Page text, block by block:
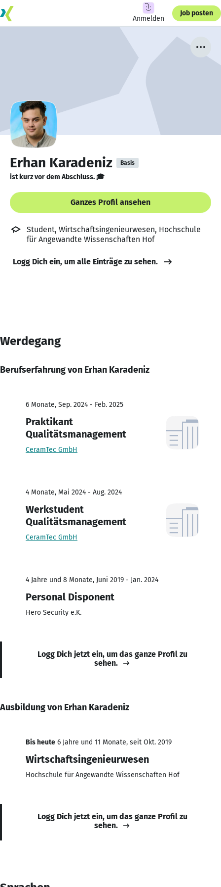
Anmelden
Job posten
Erhan Karadeniz Basis
ist kurz vor dem Abschluss. 🎓
Ganzes Profil ansehen
Student, Wirtschaftsingenieurwesen, Hochschule
für Angewandte Wissenschaften Hof
Logg Dich ein, um alle Einträge zu sehen.
Werdegang
Berufserfahrung von Erhan Karadeniz
6 Monate, Sep. 2024 - Feb. 2025
Praktikant
Qualitätsmanagement
CeramTec GmbH
4 Monate, Mai 2024 - Aug. 2024
Werkstudent
Qualitätsmanagement
CeramTec GmbH
4 Jahre und 8 Monate, Juni 2019 - Jan. 2024
Personal Disponent
Hero Security e.K.
Logg Dich jetzt ein, um das ganze Profil zu
sehen.
Ausbildung von Erhan Karadeniz
Bis heute 6 Jahre und 11 Monate, seit Okt. 2019
Wirtschaftsingenieurwesen
Hochschule für Angewandte Wissenschaften Hof
Logg Dich jetzt ein, um das ganze Profil zu
sehen.